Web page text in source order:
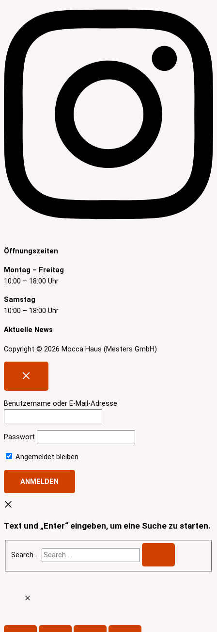
Öffnungszeiten
Montag – Freitag
10:00 – 18:00 Uhr
Samstag
10:00 – 18:00 Uhr
Aktuelle News
Copyright © 2026 Mocca Haus (Mesters GmbH)
Benutzername oder E-Mail-Adresse
Passwort
Angemeldet bleiben
Text und „Enter“ eingeben, um eine Suche zu starten.
Search …